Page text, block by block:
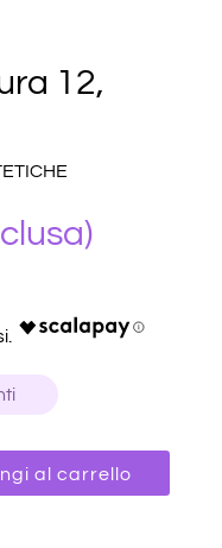
12,
al carrello